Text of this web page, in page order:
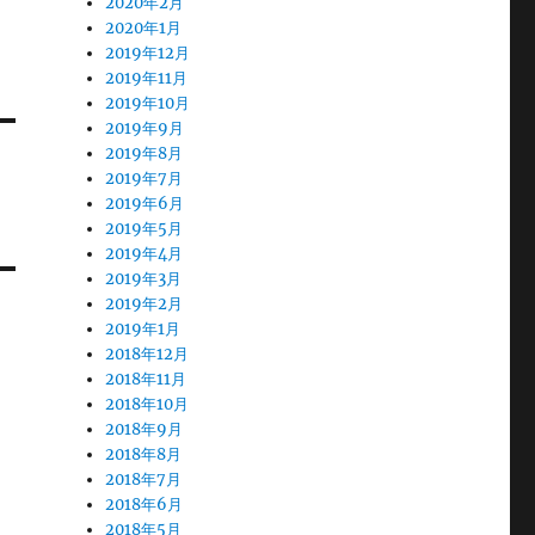
2020年1月
2019年12月
2019年11月
2019年10月
2019年9月
2019年8月
2019年7月
2019年6月
2019年5月
2019年4月
2019年3月
2019年2月
2019年1月
2018年12月
2018年11月
2018年10月
2018年9月
2018年8月
2018年7月
2018年6月
2018年5月